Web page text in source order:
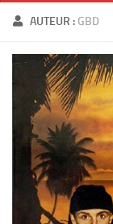
AUTEUR : GBD